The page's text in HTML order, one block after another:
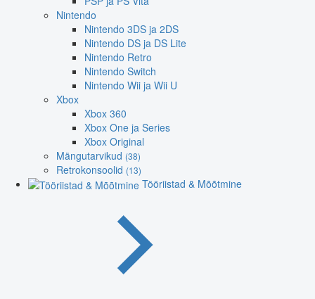
Nintendo
Nintendo 3DS ja 2DS
Nintendo DS ja DS Lite
Nintendo Retro
Nintendo Switch
Nintendo Wii ja Wii U
Xbox
Xbox 360
Xbox One ja Series
Xbox Original
Mängutarvikud (38)
Retrokonsoolid (13)
Tööriistad & Mõõtmine